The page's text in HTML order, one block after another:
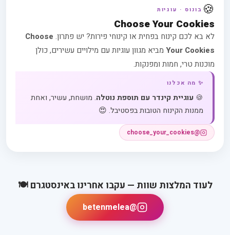
🍪 בונוס · עוגיות
Choose Your Cookies
לא בא לכם קינוח בפחית או קינוחי פירות? יש פתרון. Choose
Your Cookies מביא מגוון עוגיות עם מילויים עשירים, כולן
מוכנות טרי, חמות ומפנקות.
✨ מה אכלנו
🍪 עוגיית קינדר עם תוספת נוטלה. מושחת, עשיר, ואחת
ממנות הקינוח הטובות בפסטיבל. 😍
@choose_your_cookies
לעוד המלצות שוות — עקבו אחרינו באינסטגרם 🍽️
@betenmelea